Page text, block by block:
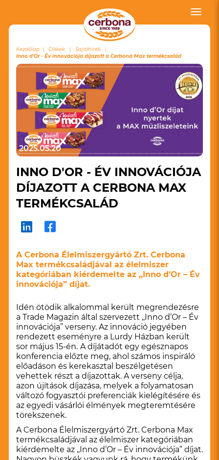
Toggle
Kezdőlap Cikkek
Sajtóhírek
Inno d'Or - Év innovációja díjazott a Cerbona Max termékcsalád
2025.05.20
INNO D'OR - ÉV INNOVÁCIÓJA
DÍJAZOTT A CERBONA MAX
TERMÉKCSALÁD
A Cerbona Élelmiszergyártó Zrt. Cerbona
Max termékcsaládjával az élelmiszer
kategóriában kiérdemelte az ,,Inno d’Or – Év
innovációja” díjat.
Idén ötödik alkalommal került megrendezésre
a Trade Magazin által szervezett ,,Inno d’Or – Év
innovációja” verseny. Az innováció jegyében
rendezett eseményre a Lurdy Házban került
sor május 15-én. A díjátadót egy egésznapos
konferencia előzte meg, ahol számos inspiráló
előadáson és kerekasztal beszélgetésen
vehettek részt a díjazottak. A verseny célja,
azon újítások díjazása, melyek a folyamatosan
változó fogyasztói preferenciák kielégítésére és
az egyedi vásárlói élmények megteremtésére
törekszenek.
A Cerbona Élelmiszergyártó Zrt. Cerbona Max
termékcsaládjával az élelmiszer kategóriában
kiérdemelte az ,,Inno d’Or – Év innovációja” díjat.